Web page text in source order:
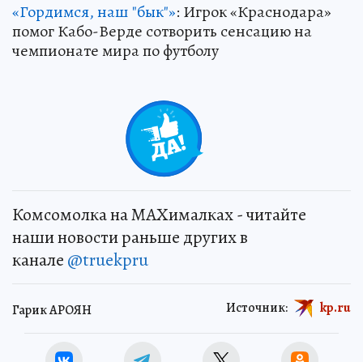
«Гордимся, наш "бык"»: Игрок «Краснодара»
помог Кабо-Верде сотворить сенсацию на
чемпионате мира по футболу
Комсомолка на MAXималках - читайте
наши новости раньше других в
канале @truekpru
Гарик АРОЯН Источник: kp.ru